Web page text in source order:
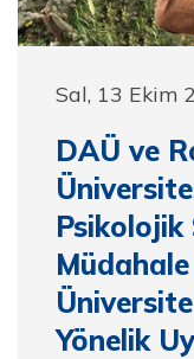
Sal, 13 Ekim
DAÜ ve
Psikolojik
Yönelik